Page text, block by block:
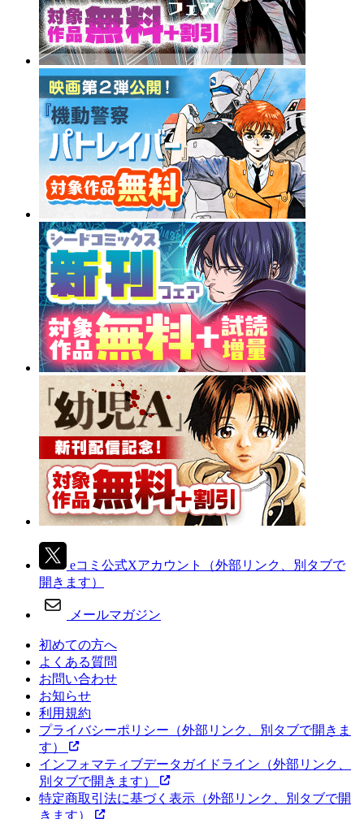
eコミ公式Xアカウント
（外部リンク、別タブで
開きます）
メールマガジン
初めての方へ
よくある質問
お問い合わせ
お知らせ
利用規約
プライバシーポリシー （外部リンク、別タブで開きま
す）
インフォマティブデータガイドライン （外部リンク、
別タブで開きます）
特定商取引法に基づく表示 （外部リンク、別タブで開
きます）